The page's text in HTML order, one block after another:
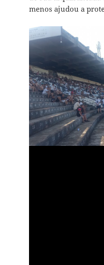
menos ajudou a